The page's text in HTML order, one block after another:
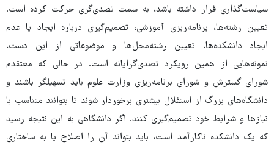
سیاست‌گذاری قرار داشته باشد، به سمت تصدی‌گری حرکت کرده است.
تعیین رشته‌ها، برنامه‌ریزی آموزشی، تصمیم‌گیری درباره ایجاد یا عدم
ایجاد دانشکده‌ها، تعیین رشته‌محل‌ها و موضوعاتی از این دست،
نمونه‌هایی از همین رویکرد تصدی‌گرایانه است. در حالی که معتقدم
شورای گسترش و شورای برنامه‌ریزی وزارت علوم باید تسهیلگر باشند و
دانشگاه‌های بزرگ از استقلال بیشتری برخوردار شوند تا بتوانند متناسب با
نیازها و شرایط خود تصمیم‌گیری کنند. اگر دانشگاهی به این نتیجه رسید
که یک دانشکده ناکارآمد است، باید بتواند آن را اصلاح یا به ساختاری